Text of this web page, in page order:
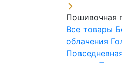
Пошивочная
Все товары
облачения